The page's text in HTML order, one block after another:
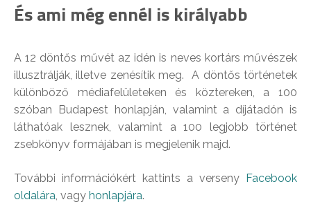
És ami még ennél is királyabb
A 12 döntős művét az idén is neves kortárs művészek
illusztrálják, illetve zenésítik meg. A döntős történetek
különböző médiafelületeken és köztereken, a 100
szóban Budapest honlapján, valamint a díjátadón is
láthatóak lesznek, valamint a 100 legjobb történet
zsebkönyv formájában is megjelenik majd.
További információkért kattints a verseny
Facebook
oldalára, vagy honlapjára.